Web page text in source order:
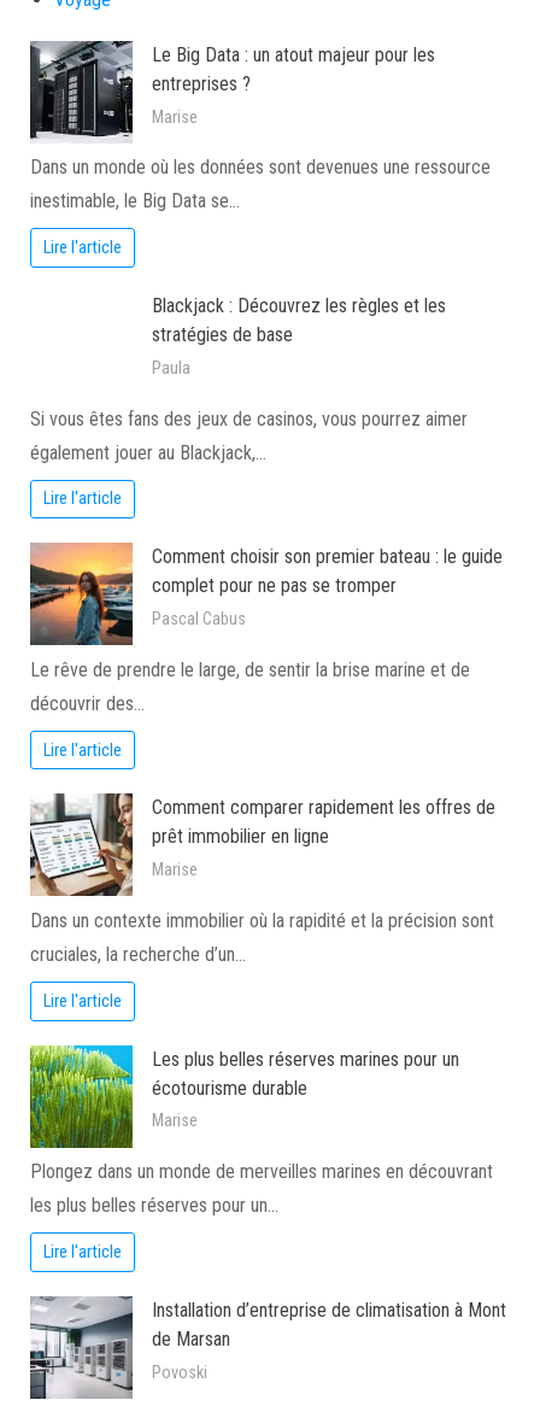
Le Big Data : un atout majeur pour les
entreprises ?
Marise
Dans un monde où les données sont devenues une ressource
inestimable, le Big Data se…
Lire l'article
Blackjack : Découvrez les règles et les
stratégies de base
Paula
Si vous êtes fans des jeux de casinos, vous pourrez aimer
également jouer au Blackjack,…
Lire l'article
Comment choisir son premier bateau : le guide
complet pour ne pas se tromper
Pascal Cabus
Le rêve de prendre le large, de sentir la brise marine et de
découvrir des…
Lire l'article
Comment comparer rapidement les offres de
prêt immobilier en ligne
Marise
Dans un contexte immobilier où la rapidité et la précision sont
cruciales, la recherche d’un…
Lire l'article
Les plus belles réserves marines pour un
écotourisme durable
Marise
Plongez dans un monde de merveilles marines en découvrant
les plus belles réserves pour un…
Lire l'article
Installation d’entreprise de climatisation à Mont
de Marsan
Povoski